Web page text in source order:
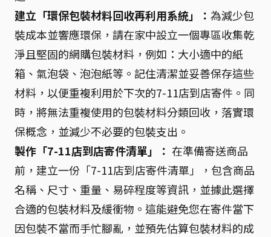
建立「環保包裝材料回收再利用系統」： 為減少包
裝成本並響應環保，請在家中設立一個專區收集乾
淨且堅固的網購包裝材料，例如：大小適中的紙
箱、氣泡袋、泡泡紙等。記住清潔並妥善保存這些
材料，以便重複利用於下次的7-11店到店寄件。同
時，將無法重複使用的包裝材料分類回收，落實環
保概念，並減少不必要的包裝支出。
製作「7-11店到店寄件清單」： 在準備寄送商品
前，建立一份「7-11店到店寄件清單」，包含商品
名稱、尺寸、重量、易碎程度等資訊，並據此選擇
合適的包裝材料及緩衝物。這能避免您在寄件當下
因包裝不當而手忙腳亂，並預先估算包裝材料的成